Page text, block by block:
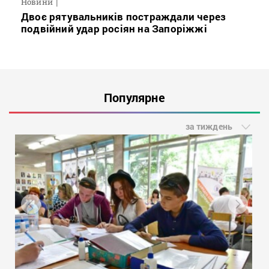
Двоє рятувальників постраждали через
подвійний удар росіян на Запоріжжі
Популярне
за тиждень